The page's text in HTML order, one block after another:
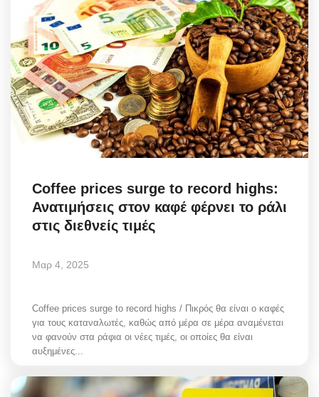
Coffee prices surge to record highs:
Ανατιμήσεις στον καφέ φέρνει το ράλι
στις διεθνείς τιμές
Μαρ 4, 2025
Coffee prices surge to record highs / Πικρός θα είναι ο καφές
για τους καταναλωτές, καθώς από μέρα σε μέρα αναμένεται
να φανούν στα ράφια οι νέες τιμές, οι οποίες θα είναι
αυξημένες...